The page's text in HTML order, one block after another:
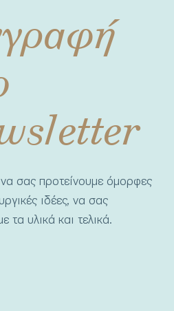
σας προτείνουμε όμορφες
ιδέες, να σας
τα υλικά και τελικά.